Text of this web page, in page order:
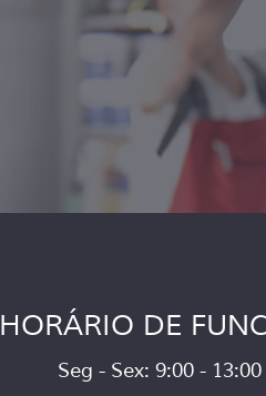
HORÁRIO DE
Seg - Sex: 9:00 -